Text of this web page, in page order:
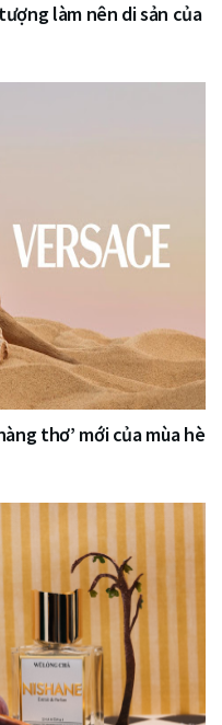
làm nên di sản của
thơ’ mới của mùa hè